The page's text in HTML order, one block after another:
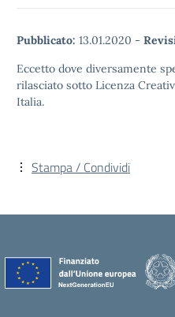
Pubblicato: 13.01.2020 -
Eccetto dove diversamente
rilasciato sotto Licenza
Italia.
Stampa / Condividi